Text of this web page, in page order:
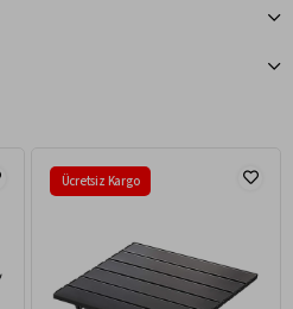
Ücretsiz Kargo